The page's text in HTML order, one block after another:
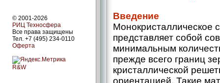
© 2001-2026
РИЦ Техносфера
Все права защищены
Тел. +7 (495) 234-0110
Оферта
R&W
Введение
Монокристаллическое
представляет собой
минимальным
прежде всего границ
кристаллической
ориентацией. Такие